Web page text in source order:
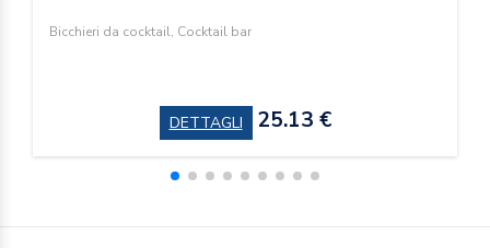
Bicchieri da cocktail, Cocktail bar
DETTAGLI 25.13 €